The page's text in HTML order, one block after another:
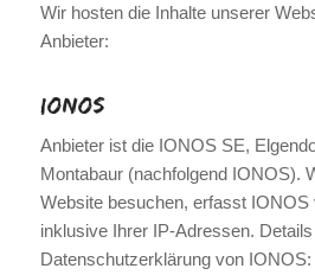
Wir hosten die Inhalte unserer
Anbieter:
IONOS
Anbieter ist die IONOS SE,
Montabaur (nachfolgend IONOS).
Website besuchen, erfasst IONOS
inklusive Ihrer IP-Adressen.
Datenschutzerklärung von IONOS: